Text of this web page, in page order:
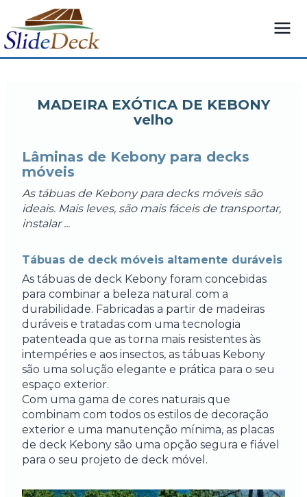
conteúdo
MADEIRA EXÓTICA DE KEBONY
velho
Lâminas de Kebony para decks
móveis
As tábuas de Kebony para decks móveis são
ideais. Mais leves, são mais fáceis de transportar,
instalar ...
Tábuas de deck móveis altamente duráveis
As tábuas de deck Kebony foram concebidas
para combinar a beleza natural com a
durabilidade. Fabricadas a partir de madeiras
duráveis e tratadas com uma tecnologia
patenteada que as torna mais resistentes às
intempéries e aos insectos, as tábuas Kebony
são uma solução elegante e prática para o seu
espaço exterior.
Com uma gama de cores naturais que
combinam com todos os estilos de decoração
exterior e uma manutenção mínima, as placas
de deck Kebony são uma opção segura e fiável
para o seu projeto de deck móvel.